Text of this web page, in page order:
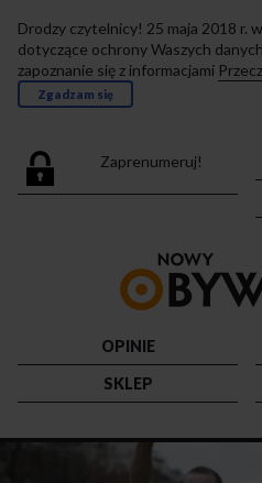
Drodzy czytelnicy! 25 maja 2018 r.
dotyczące ochrony Waszych
zapoznanie się z informacjami
Zgadzam się
Zaprenumeruj!
OPINIE
SKLEP